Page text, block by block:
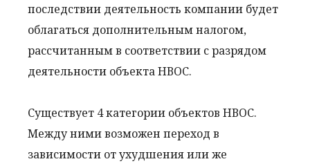
последствии деятельность компании будет
облагаться дополнительным налогом,
рассчитанным в соответствии с разрядом
деятельности объекта НВОС.
Существует 4 категории объектов НВОС.
Между ними возможен переход в
зависимости от ухудшения или же